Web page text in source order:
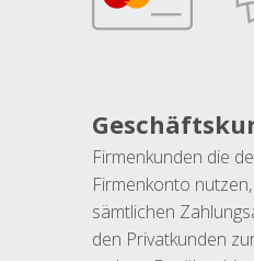
Firmenkunden die
Firmenkonto
sämtlichen
den Privatkunden